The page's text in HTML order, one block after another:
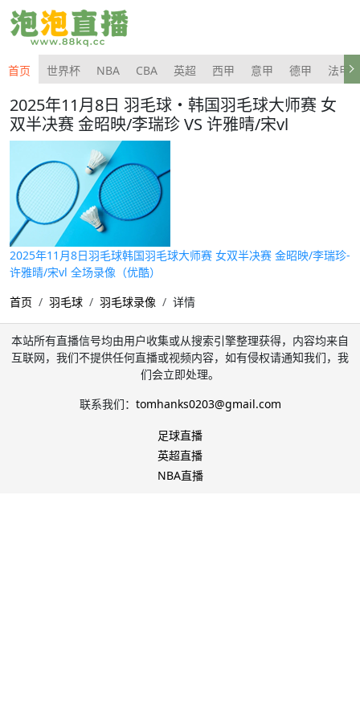
首页 世界杯 NBA CBA 英超 西甲 意甲 德甲 法甲
2025年11月8日 羽毛球・韩国羽毛球大师赛 女
双半决赛 金昭映/李瑞珍 VS 许雅晴/宋vl
2025年11月8日羽毛球韩国羽毛球大师赛 女双半决赛 金昭映/李瑞珍-
许雅晴/宋vl 全场录像（优酷）
首页
羽毛球 羽毛球录像 详情
本站所有直播信号均由用户收集或从搜索引擎整理获得，内容均来自
互联网，我们不提供任何直播或视频内容，如有侵权请通知我们，我
们会立即处理。
联系我们： tomhanks0203@gmail.com
足球直播
英超直播
NBA直播